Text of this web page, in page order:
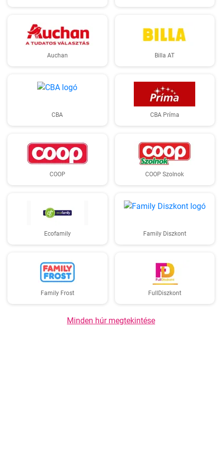
Auchan Billa AT
CBA CBA Príma
COOP COOP Szolnok
Ecofamily Family Diszkont
Family Frost FullDiszkont
Minden húr megtekintése